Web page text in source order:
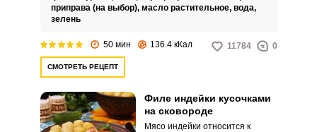
ароматным, его можно
замариновать со специями.
приправа (на выбор), масло растительное, вода,
зелень
50 мин 136.4 кКал 11784 0
СМОТРЕТЬ РЕЦЕПТ
Филе индейки кусочками
на сковороде
Мясо индейки относится к